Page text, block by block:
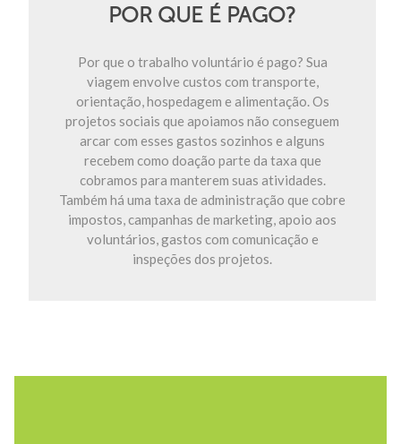
POR QUE É PAGO?
Por que o trabalho voluntário é pago? Sua
viagem envolve custos com transporte,
orientação, hospedagem e alimentação. Os
projetos sociais que apoiamos não conseguem
arcar com esses gastos sozinhos e alguns
recebem como doação parte da taxa que
cobramos para manterem suas atividades.
Também há uma taxa de administração que cobre
impostos, campanhas de marketing, apoio aos
voluntários, gastos com comunicação e
inspeções dos projetos.